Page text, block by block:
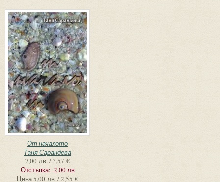
От началото
Таня Сарандева
7,00 лв. / 3,57 €
Отстъпка: -2.00 лв
Цена5,00 лв. / 2,55 €